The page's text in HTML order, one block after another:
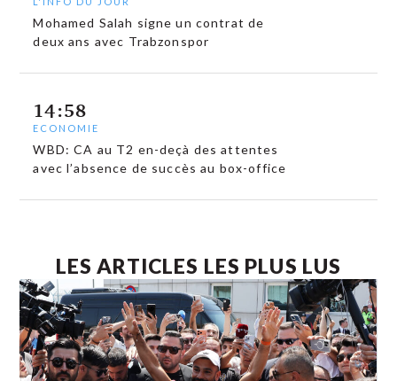
Mohamed Salah signe un contrat de
deux ans avec Trabzonspor
14:58
ECONOMIE
WBD: CA au T2 en-deçà des attentes
avec l’absence de succès au box-office
LES ARTICLES LES PLUS LUS